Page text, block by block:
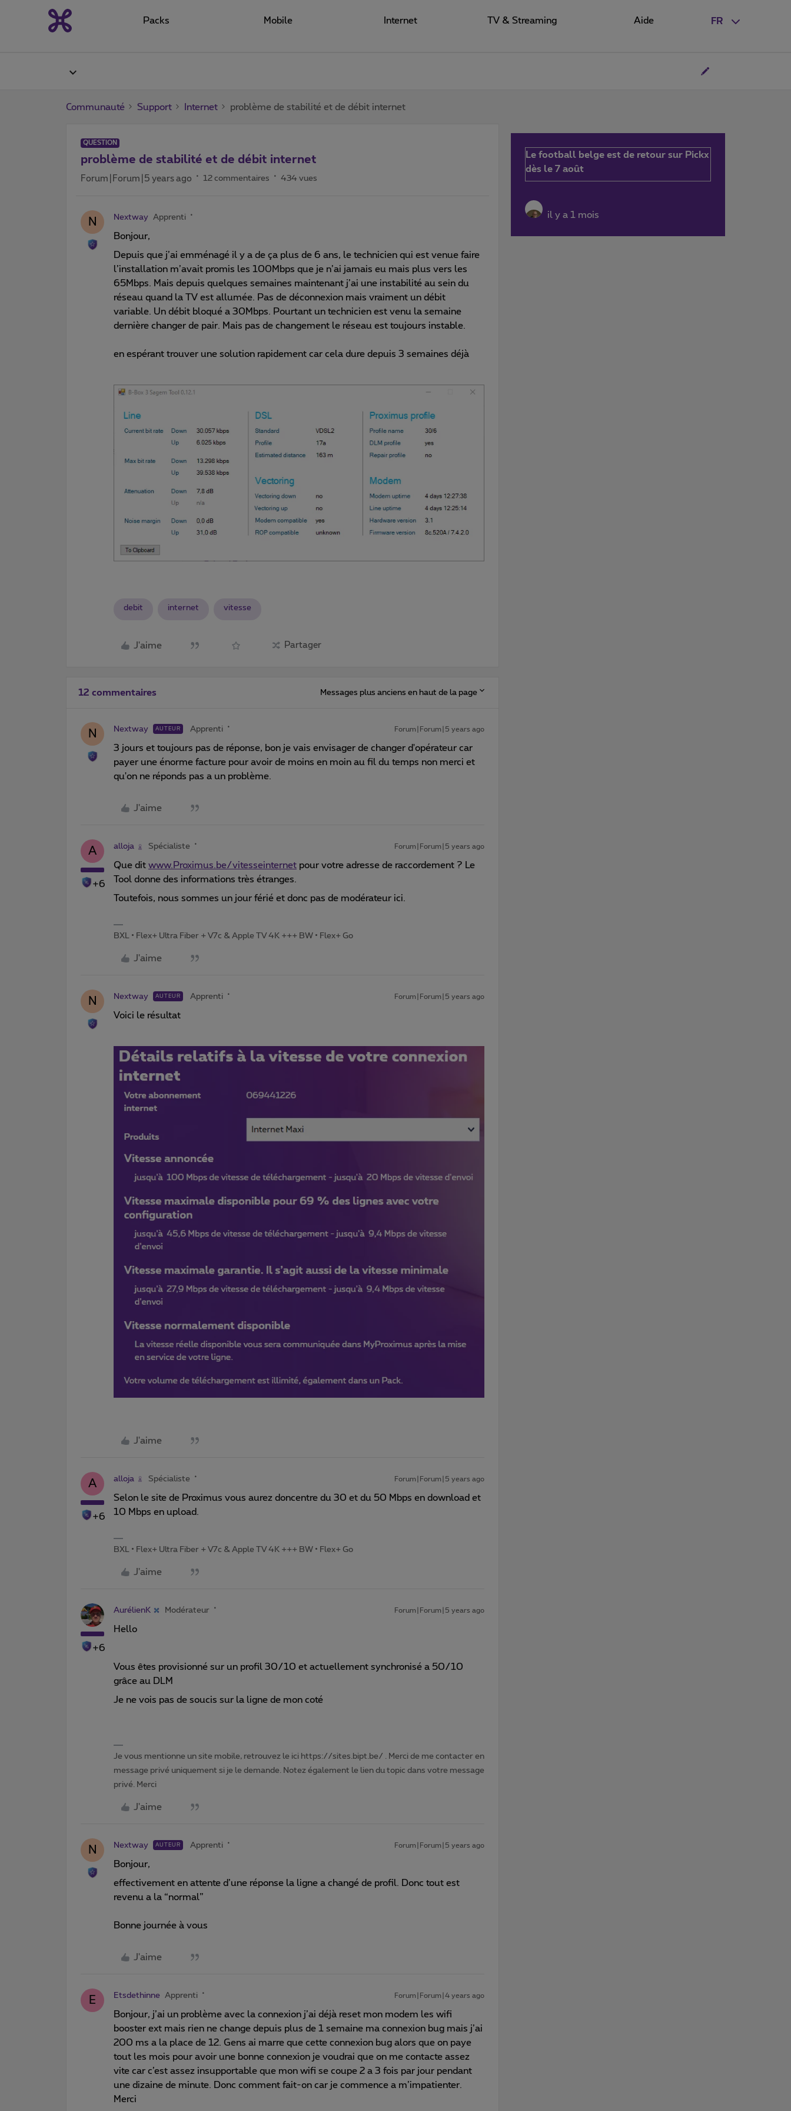
FR
Packs Mobile Internet TV & Streaming Aide
Communauté Support Internet problème de stabilité et de débit internet
QUESTION
problème de stabilité et de débit internet
Forum|Forum|5 years ago 12 commentaires 434 vues
N Nextway Apprenti
Bonjour,
Depuis que j’ai emménagé il y a de ça plus de 6 ans, le technicien qui est venue faire
l’installation m’avait promis les 100Mbps que je n’ai jamais eu mais plus vers les
65Mbps. Mais depuis quelques semaines maintenant j’ai une instabilité au sein du
réseau quand la TV est allumée. Pas de déconnexion mais vraiment un débit
variable. Un débit bloqué a 30Mbps. Pourtant un technicien est venu la semaine
dernière changer de pair. Mais pas de changement le réseau est toujours instable.
en espérant trouver une solution rapidement car cela dure depuis 3 semaines déjà
debit internet vitesse
J'aime Partager
12 commentaires Messages plus anciens en haut de la page
N Nextway AUTEUR Apprenti Forum|Forum|5 years ago
3 jours et toujours pas de réponse, bon je vais envisager de changer d'opérateur car
payer une énorme facture pour avoir de moins en moin au fil du temps non merci et
qu'on ne réponds pas a un problème.
J'aime
A
+6
alloja Spécialiste Forum|Forum|5 years ago
Que dit www.Proximus.be/vitesseinternet pour votre adresse de raccordement ? Le
Tool donne des informations très étranges.
Toutefois, nous sommes un jour férié et donc pas de modérateur ici.
BXL • Flex+ Ultra Fiber + V7c & Apple TV 4K +++ BW • Flex+ Go
J'aime
N Nextway AUTEUR Apprenti Forum|Forum|5 years ago
Voici le résultat
J'aime
A
+6
alloja Spécialiste Forum|Forum|5 years ago
Selon le site de Proximus vous aurez doncentre du 30 et du 50 Mbps en download et
10 Mbps en upload.
BXL • Flex+ Ultra Fiber + V7c & Apple TV 4K +++ BW • Flex+ Go
J'aime
+6
AurélienK Modérateur Forum|Forum|5 years ago
Hello
Vous êtes provisionné sur un profil 30/10 et actuellement synchronisé a 50/10
grâce au DLM
Je ne vois pas de soucis sur la ligne de mon coté
Je vous mentionne un site mobile, retrouvez le ici https://sites.bipt.be/ . Merci de me contacter en
message privé uniquement si je le demande. Notez également le lien du topic dans votre message
privé. Merci
J'aime
N Nextway AUTEUR Apprenti Forum|Forum|5 years ago
Bonjour,
effectivement en attente d’une réponse la ligne a changé de profil. Donc tout est
revenu a la “normal”
Bonne journée à vous
J'aime
E Etsdethinne Apprenti Forum|Forum|4 years ago
Bonjour, j’ai un problème avec la connexion j’ai déjà reset mon modem les wifi
booster ext mais rien ne change depuis plus de 1 semaine ma connexion bug mais j’ai
200 ms a la place de 12. Gens ai marre que cette connexion bug alors que on paye
tout les mois pour avoir une bonne connexion je voudrai que on me contacte assez
vite car c’est assez insupportable que mon wifi se coupe 2 a 3 fois par jour pendant
une dizaine de minute. Donc comment fait-on car je commence a m’impatienter.
Merci
Le football belge est de retour sur Pickx
dès le 7 août
il y a 1 mois